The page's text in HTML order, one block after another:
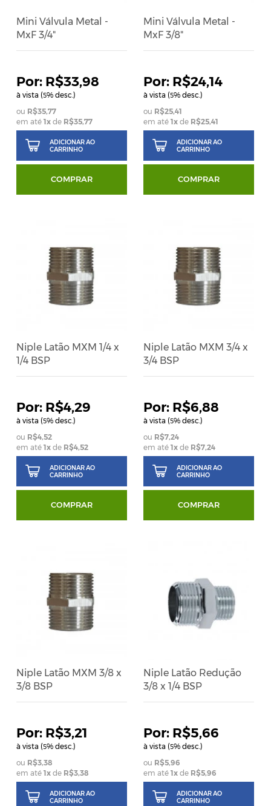
Mini Válvula Metal -
MxF 3/4"
R$33,98
à vista (5% desc.)
R$35,77
em até1x de R$35,77
ADICIONAR AO
CARRINHO
COMPRAR
Mini Válvula Metal -
MxF 3/8"
R$24,14
à vista (5% desc.)
R$25,41
em até 1xde R$25,41
ADICIONAR AO
CARRINHO
COMPRAR
Niple Latão MXM 1/4 x
1/4 BSP
R$4,29
à vista (5% desc.)
R$4,52
em até1x de R$4,52
ADICIONAR AO
CARRINHO
COMPRAR
Niple Latão MXM 3/4 x
3/4 BSP
R$6,88
à vista (5% desc.)
R$7,24
em até 1xde R$7,24
ADICIONAR AO
CARRINHO
COMPRAR
Niple Latão MXM 3/8 x
3/8 BSP
R$3,21
à vista (5% desc.)
R$3,38
em até1x de R$3,38
ADICIONAR AO
CARRINHO
Niple Latão Redução
3/8 x 1/4 BSP
R$5,66
à vista (5% desc.)
R$5,96
em até 1xde R$5,96
ADICIONAR AO
CARRINHO